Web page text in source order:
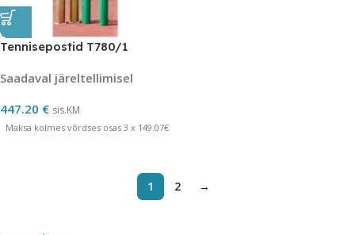
Tennisepostid T780/1
Saadaval järeltellimisel
447.20 € sis.KM
Maksa kolmes võrdses osas 3 x 149.07€
1 2 →